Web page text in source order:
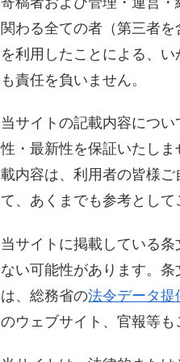
関わる全ての者（第三者を
を利用したことによる、
も責任を負いません。
当サイトの記載内容につい
性・最新性を保証いたし
載内容は、利用者の皆様
て、あくまでも参考として
当サイトに掲載している
ない可能性があります。条
は、総務省の法令データ提
のウェブサイト、官報等も